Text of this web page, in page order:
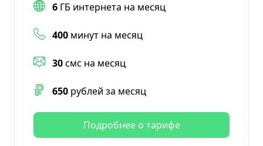
6 ГБ интернета на месяц
400 минут на месяц
30смс на месяц
650 рублей за месяц
Подробнее о тарифе